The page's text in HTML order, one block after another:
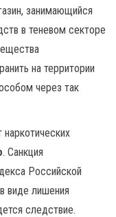
занимающийся
в теневом секторе
на территории
через так
. Санкция
Российской
виде лишения
следствие.